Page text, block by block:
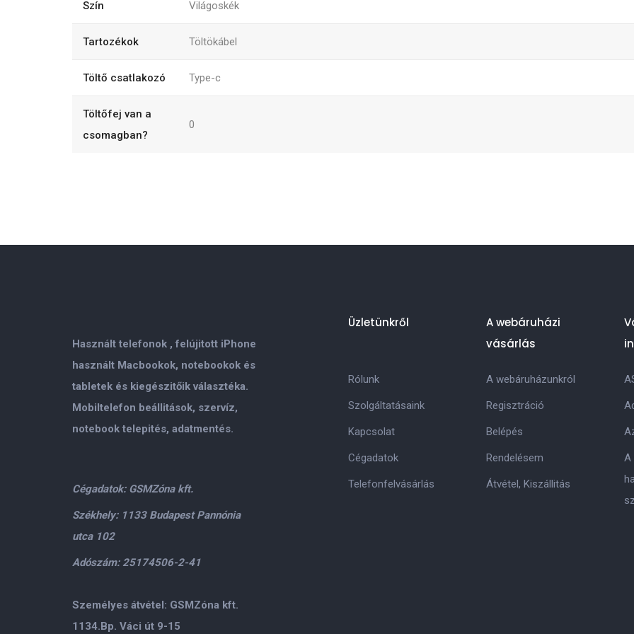
Szín Világoskék
Tartozékok Töltökábel
Töltő csatlakozó Type-c
Töltőfej van a
csomagban?
0
Használt telefonok , felújitott iPhone
használt Macbookok, notebookok és
tabletek és kiegészitőik választéka.
Mobiltelefon beállitások, szervíz,
notebook telepités, adatmentés.
Cégadatok: GSMZóna kft.
Székhely: 1133 Budapest Pannónia
utca 102
Adószám: 25174506-2-41
Személyes átvétel: GSMZóna kft.
1134.Bp. Váci út 9-15
Üzletünkről
Rólunk
Szolgáltatásaink
Kapcsolat
Cégadatok
Telefonfelvásárlás
A webáruházi
vásárlás
A webáruházunkról
Regisztráció
Belépés
Rendelésem
Átvétel, Kiszállitás
A